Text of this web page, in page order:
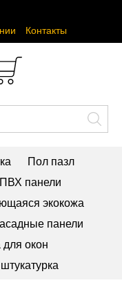
Контакты
Пол пазл
ПВХ панели
экокожа
панели
окон